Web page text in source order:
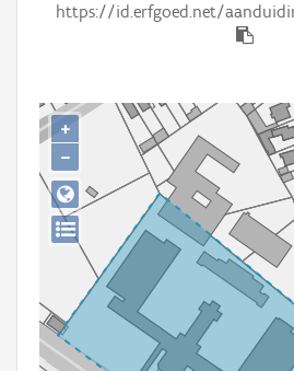
Aanmelden
https://id.erfgoed.net/
+
−